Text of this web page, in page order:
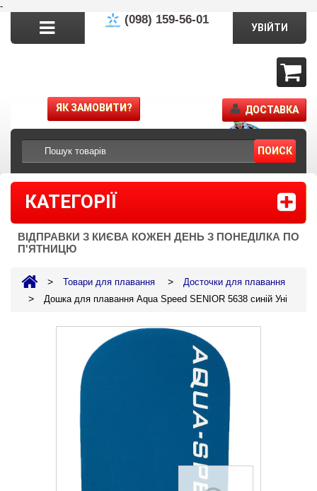
-
(098) 159-56-01
ПОИСК
УВІЙТИ
ЯК ЗАМОВИТИ? ДОСТАВКА
КАТЕГОРІЇ
ВІДПРАВКИ З КИЄВА КОЖЕН ДЕНЬ З ПОНЕДІЛКА ПО
П'ЯТНИЦЮ
> Товари для плавання > Досточки для плавання
> Дошка для плавання Aqua Speed SENIOR 5638 синій Уні